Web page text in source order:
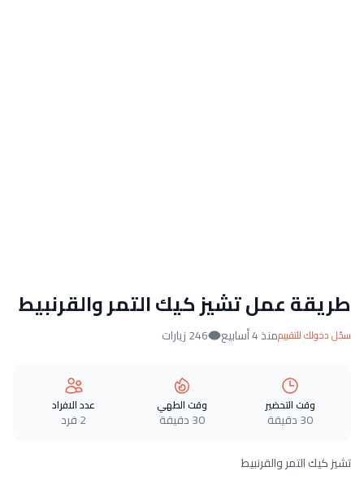
طريقة عمل تشيز كيك التمر والقرنبيط
سجّل دخولك للتقييممنذ 4 أسابيع 246 زيارات
وقت التحضير
30 دقيقة
وقت الطهي
30 دقيقة
عدد الافراد
2 فرد
تشيز كيك التمر والقرنبيط